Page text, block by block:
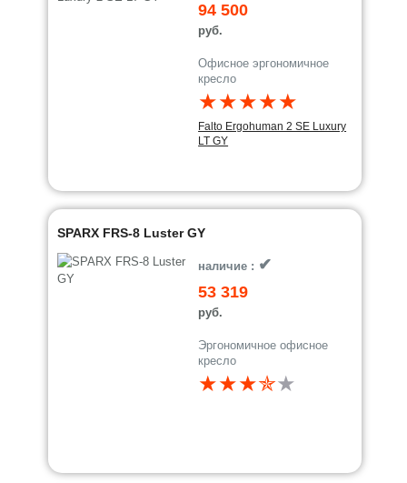
94 500
руб.
Офисное эргономичное
кресло
★★★★★
Falto Ergohuman 2 SE Luxury
LT GY
SPARX FRS-8 Luster GY
наличие : ✔
53 319
руб.
Эргономичное офисное
кресло
★★★✯★